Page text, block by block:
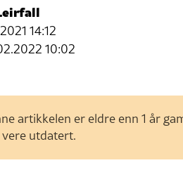
14:12
10:02
artikkelen er eldre enn 1 år
utdatert.